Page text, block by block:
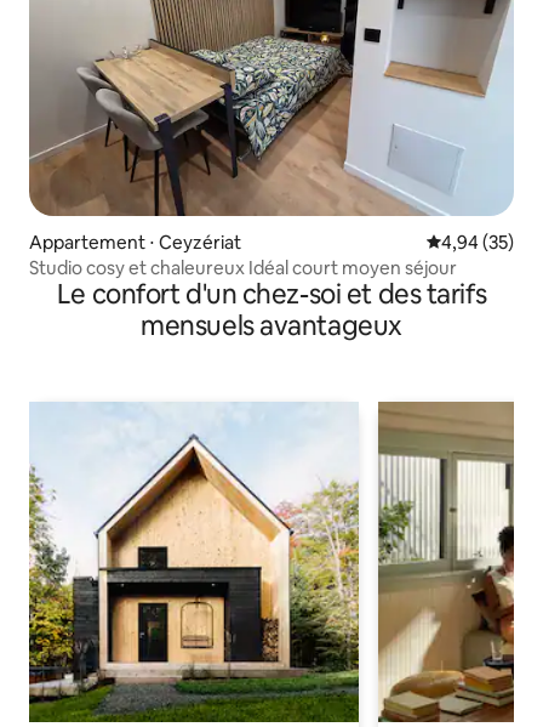
Appartement ⋅ Ceyzériat Évaluation
4,94 (35)
Studio cosy et chaleureux Idéal court moyen séjour
Le confort d'un chez-soi et des tarifs
mensuels avantageux